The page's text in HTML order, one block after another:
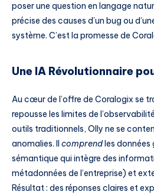
poser une question en langage
précise des causes d’un bug ou
système. C’est la promesse de
Une IA Révolutionnaire
Au cœur de l’offre de Coralogix se
repousse les limites de
outils traditionnels, Olly ne se
anomalies. Il comprendles données
sémantique qui intègre des
métadonnées de l’entreprise) et
Résultat : des réponses claires et